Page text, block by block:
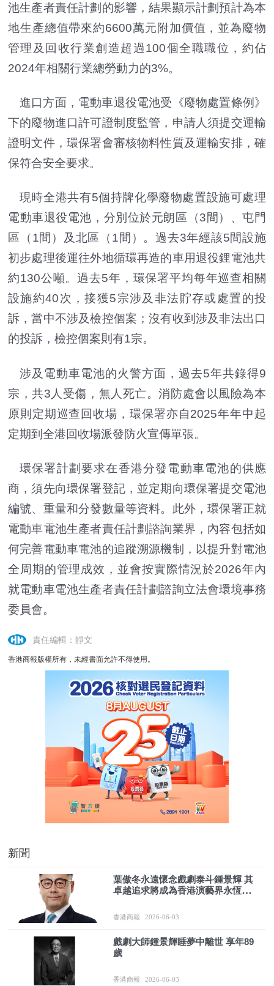
池生產者責任計劃的影響，結果顯示計劃預計為本
地生產總值帶來約6600萬元附加價值，並為廢物
管理及回收行業創造超過100個全職職位，約佔
2024年相關行業總勞動力的3%。
進口方面，電動車退役電池受《廢物處置條例》
下的廢物進口許可證制度監管，申請人須提交運輸
證明文件，環保署會審核物料性質及運輸安排，確
保符合安全要求。
現時全港共有5個持牌化學廢物處置設施可處理
電動車退役電池，分別位於元朗區（3間）、屯門
區（1間）及北區（1間）。過去3年經該5間設施
初步處理後運往外地循環再造的車用退役鋰電池共
約130公噸。過去5年，環保署平均每年巡查相關
設施約40次，接獲5宗涉及非法貯存或處置的投
訴，當中不涉及檢控個案；沒有收到涉及非法出口
的投訴，檢控個案則有1宗。
涉及電動車電池的火警方面，過去5年共錄得9
宗，共3人受傷，無人死亡。消防處會以風險為本
原則定期巡查回收場，環保署亦自2025年年中起
定期到全港回收場派發防火宣傳單張。
環保署計劃要求在香港分發電動車電池的供應
商，須先向環保署登記，並定期向環保署提交電池
編號、重量和分發數量等資料。此外，環保署正就
電動車電池生產者責任計劃諮詢業界，內容包括如
何完善電動車電池的追蹤溯源機制，以提升對電池
全周期的管理成效，並會按實際情況於2026年內
就電動車電池生產者責任計劃諮詢立法會環境事務
委員會。
責任編輯：靜文
香港商報版權所有，未經書面允許不得使用。
新聞
葉傲冬永遠懷念戲劇泰斗鍾景輝 其
卓越追求將成為香港演藝界永恆典
香港商報 2026-06-03
戲劇大師鍾景輝睡夢中離世 享年89
歲
香港商報 2026-06-03